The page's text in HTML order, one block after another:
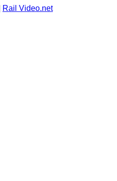
Rail Video.net